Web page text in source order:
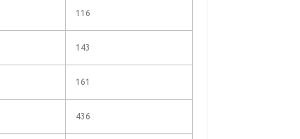
116
143
161
436